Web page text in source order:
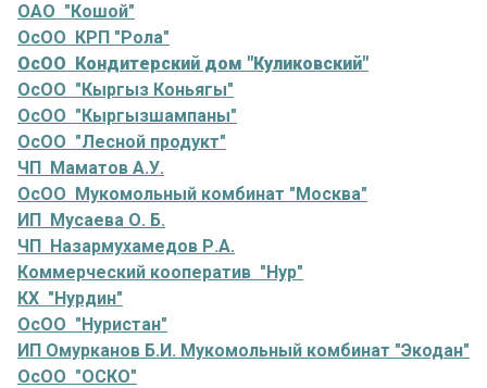
ОАО "Кошой"
ОсОО КРП "Рола"
ОсОО Кондитерский дом "Куликовский"
ОсОО "Кыргыз Коньягы"
ОсОО "Кыргызшампаны"
ОсОО "Лесной продукт"
ЧП Маматов А.У.
ОсОО Мукомольный комбинат "Москва"
ИП Мусаева О. Б.
ЧП Назармухамедов Р.А.
Коммерческий кооператив "Нур"
КХ "Нурдин"
ОсОО "Нуристан"
ИП Омурканов Б.И. Мукомольный комбинат "Экодан"
ОсОО "ОСКО"